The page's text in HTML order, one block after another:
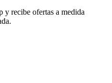
y recibe ofertas a medida